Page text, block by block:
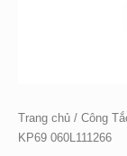
Trang chủ / Công
KP69 060L111266